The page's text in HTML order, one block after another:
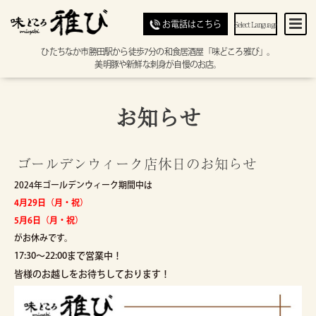
お電話はこちら Select Language
ひたちなか市勝田駅から徒歩7分の和食居酒屋「味どころ雅び」。
美明豚や新鮮な刺身が自慢のお店。
お知らせ
ゴールデンウィーク店休日のお知らせ
2024年ゴールデンウィーク期間中は
4月29日（月・祝）
5月6日（月・祝）
がお休みです。
17:30～22:00まで営業中！
皆様のお越しをお待ちしております！